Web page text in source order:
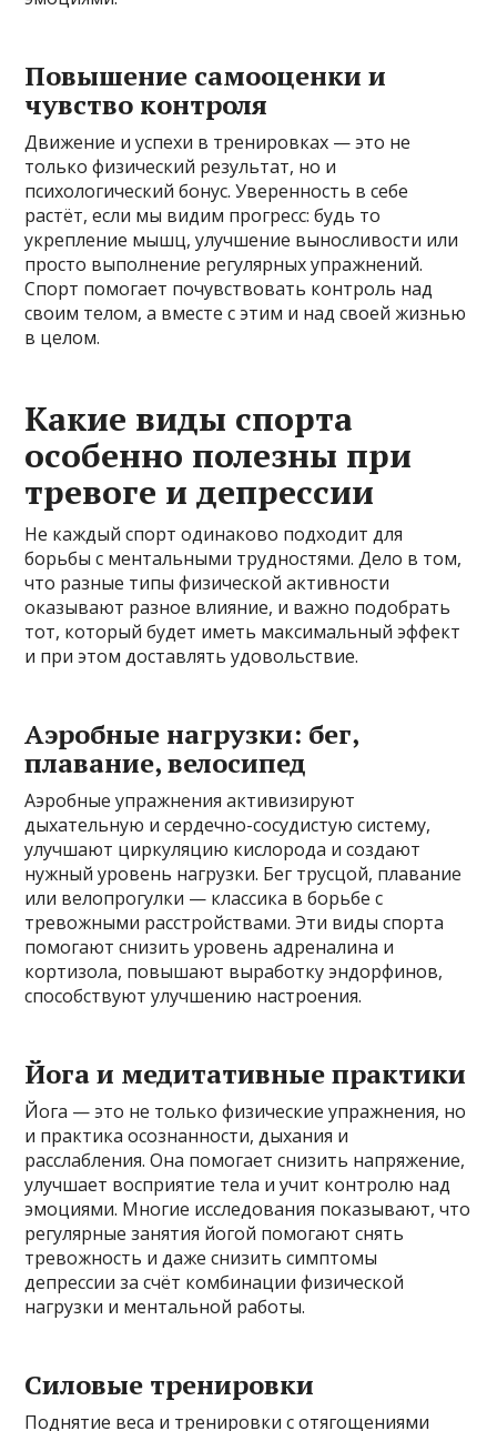
Повышение самооценки и
чувство контроля
Движение и успехи в тренировках — это не
только физический результат, но и
психологический бонус. Уверенность в себе
растёт, если мы видим прогресс: будь то
укрепление мышц, улучшение выносливости или
просто выполнение регулярных упражнений.
Спорт помогает почувствовать контроль над
своим телом, а вместе с этим и над своей жизнью
в целом.
Какие виды спорта
особенно полезны при
тревоге и депрессии
Не каждый спорт одинаково подходит для
борьбы с ментальными трудностями. Дело в том,
что разные типы физической активности
оказывают разное влияние, и важно подобрать
тот, который будет иметь максимальный эффект
и при этом доставлять удовольствие.
Аэробные нагрузки: бег,
плавание, велосипед
Аэробные упражнения активизируют
дыхательную и сердечно-сосудистую систему,
улучшают циркуляцию кислорода и создают
нужный уровень нагрузки. Бег трусцой, плавание
или велопрогулки — классика в борьбе с
тревожными расстройствами. Эти виды спорта
помогают снизить уровень адреналина и
кортизола, повышают выработку эндорфинов,
способствуют улучшению настроения.
Йога и медитативные практики
Йога — это не только физические упражнения, но
и практика осознанности, дыхания и
расслабления. Она помогает снизить напряжение,
улучшает восприятие тела и учит контролю над
эмоциями. Многие исследования показывают, что
регулярные занятия йогой помогают снять
тревожность и даже снизить симптомы
депрессии за счёт комбинации физической
нагрузки и ментальной работы.
Силовые тренировки
Поднятие веса и тренировки с отягощениями